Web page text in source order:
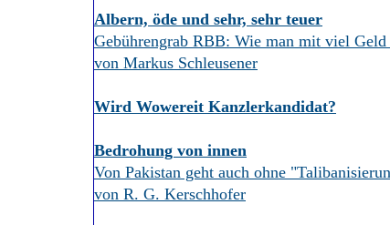
Albern, öde und sehr, sehr teuer
Gebührengrab RBB: Wie man mit viel
von Markus Schleusener
Wird Wowereit Kanzlerkandidat?
Bedrohung von innen
Von Pakistan geht auch ohne
von R. G. Kerschhofer